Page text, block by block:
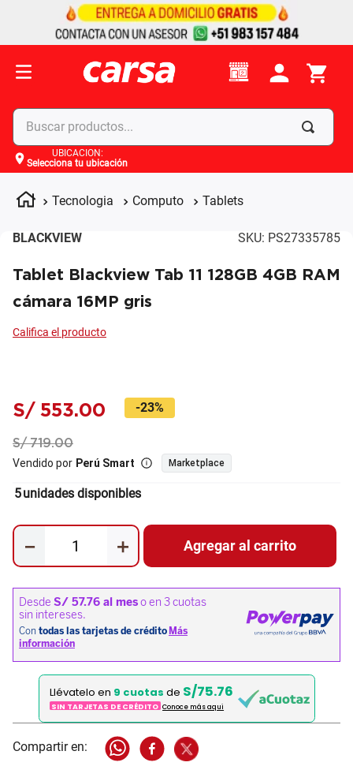
Buscar productos...
UBICACIÓN:
Selecciona tu ubicación
Tecnologia Computo Tablets
BLACKVIEW SKU: PS27335785
Tablet Blackview Tab 11 128GB 4GB RAM
cámara 16MP gris
S/ 553.00 -23%
S/ 719.00
Vendido por Perú Smart Marketplace
5unidades disponibles
＋
－ Agregar al carrito
Llévatelo en 9 cuotas de S/75.76
SIN TARJETAS DE CRÉDITO Conoce más aqui
Términos más buscados
celulares
4. apple